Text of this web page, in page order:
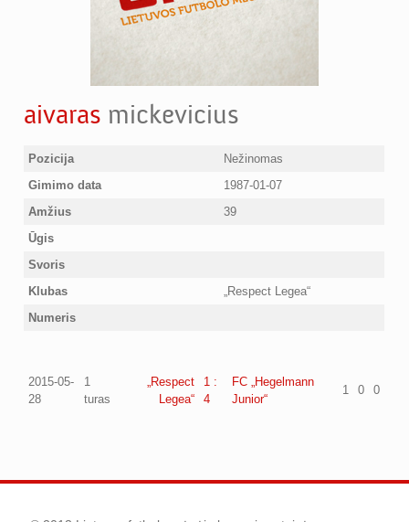
aivaras mickevicius
Pozicija
Nežinomas
Gimimo data
1987-01-07
Amžius
39
Ūgis
Svoris
Klubas
„Respect Legea“
Numeris
2015-05-
28
1
turas
„Respect
Legea“
1 :
4
FC „Hegelmann
Junior“
1 0 0